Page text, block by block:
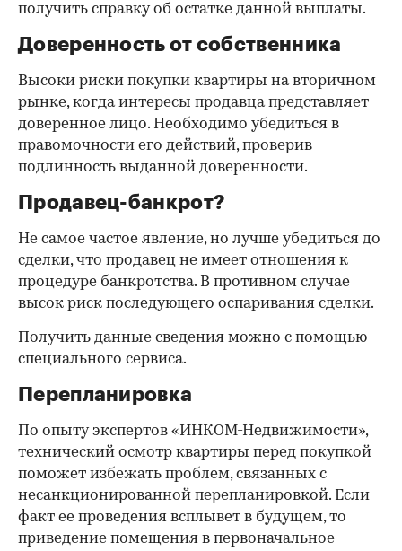
получить справку об остатке данной выплаты.
Доверенность от собственника
Высоки риски покупки квартиры на вторичном
рынке, когда интересы продавца представляет
доверенное лицо. Необходимо убедиться в
правомочности его действий, проверив
подлинность выданной доверенности.
Продавец-банкрот?
Не самое частое явление, но лучше убедиться до
сделки, что продавец не имеет отношения к
процедуре банкротства. В противном случае
высок риск последующего оспаривания сделки.
Получить данные сведения можно с помощью
специального сервиса.
Перепланировка
По опыту экспертов «ИНКОМ-Недвижимости»,
технический осмотр квартиры перед покупкой
поможет избежать проблем, связанных с
несанкционированной перепланировкой. Если
факт ее проведения всплывет в будущем, то
приведение помещения в первоначальное